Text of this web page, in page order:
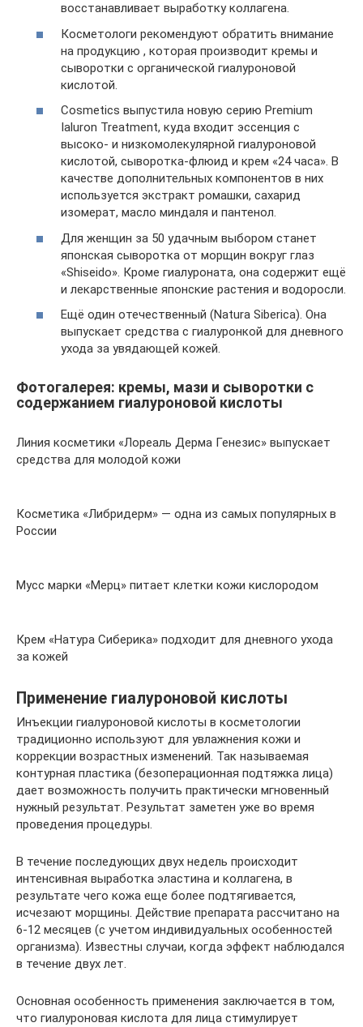
восстанавливает выработку коллагена.
Косметологи рекомендуют обратить внимание
на продукцию , которая производит кремы и
сыворотки с органической гиалуроновой
кислотой.
Cosmetics выпустила новую серию Premium
Ialuron Treatment, куда входит эссенция с
высоко- и низкомолекулярной гиалуроновой
кислотой, сыворотка-флюид и крем «24 часа». В
качестве дополнительных компонентов в них
используется экстракт ромашки, сахарид
изомерат, масло миндаля и пантенол.
Для женщин за 50 удачным выбором станет
японская сыворотка от морщин вокруг глаз
«Shiseido». Кроме гиалуроната, она содержит ещё
и лекарственные японские растения и водоросли.
Ещё один отечественный (Natura Siberica). Она
выпускает средства с гиалуронкой для дневного
ухода за увядающей кожей.
Фотогалерея: кремы, мази и сыворотки с
содержанием гиалуроновой кислоты
Линия косметики «Лореаль Дерма Генезис» выпускает
средства для молодой кожи
Косметика «Либридерм» — одна из самых популярных в
России
Мусс марки «Мерц» питает клетки кожи кислородом
Крем «Натура Сиберика» подходит для дневного ухода
за кожей
Применение гиалуроновой кислоты
Инъекции гиалуроновой кислоты в косметологии
традиционно используют для увлажнения кожи и
коррекции возрастных изменений. Так называемая
контурная пластика (безоперационная подтяжка лица)
дает возможность получить практически мгновенный
нужный результат. Результат заметен уже во время
проведения процедуры.
В течение последующих двух недель происходит
интенсивная выработка эластина и коллагена, в
результате чего кожа еще более подтягивается,
исчезают морщины. Действие препарата рассчитано на
6-12 месяцев (с учетом индивидуальных особенностей
организма). Известны случаи, когда эффект наблюдался
в течение двух лет.
Основная особенность применения заключается в том,
что гиалуроновая кислота для лица стимулирует